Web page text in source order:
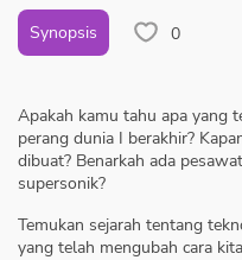
Synopsis 0
Apakah kamu tahu apa yang
perang dunia I berakhir?
dibuat? Benarkah ada
supersonik?
Temukan sejarah tentang
yang telah mengubah cara